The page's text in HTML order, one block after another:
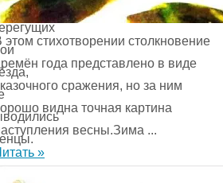
этом стихотворении столкновение
года представ­лено в виде
сражения, но за ним
видна точная картина
весны.Зима ...
»